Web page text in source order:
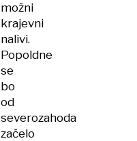
možni
krajevni
nalivi.
Popoldne
se
bo
od
severozahoda
začelo